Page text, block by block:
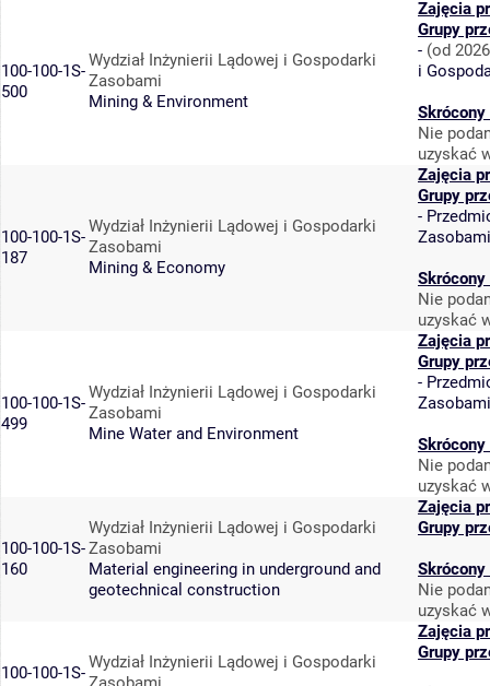
100-100-1S-
500
Wydział Inżynierii Lądowej i Gospodarki
Zasobami
Mining & Environment
Zajęcia
Grupy
- (od
i
Skrócony
Nie
uzyskać
100-100-1S-
187
Wydział Inżynierii Lądowej i Gospodarki
Zasobami
Mining & Economy
Zajęcia
Grupy
-
Zasobami
Skrócony
Nie
uzyskać
100-100-1S-
499
Wydział Inżynierii Lądowej i Gospodarki
Zasobami
Mine Water and Environment
Zajęcia
Grupy
-
Zasobami
Skrócony
Nie
uzyskać
100-100-1S-
160
Wydział Inżynierii Lądowej i Gospodarki
Zasobami
Material engineering in underground and
geotechnical construction
Zajęcia
Grupy
Skrócony
Nie
uzyskać
100-100-1S-
Wydział Inżynierii Lądowej i Gospodarki
Zajęcia
Grupy